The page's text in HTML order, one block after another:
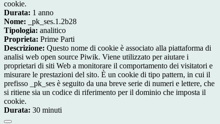
cookie.
Durata: 1 anno
Nome: _pk_ses.1.2b28
Tipologia: analitico
Proprieta: Prime Parti
Descrizione: Questo nome di cookie è associato alla piattaforma di
analisi web open source Piwik. Viene utilizzato per aiutare i
proprietari di siti Web a monitorare il comportamento dei visitatori e
misurare le prestazioni del sito. È un cookie di tipo pattern, in cui il
prefisso _pk_ses è seguito da una breve serie di numeri e lettere, che
si ritiene sia un codice di riferimento per il dominio che imposta il
cookie.
Durata: 30 minuti